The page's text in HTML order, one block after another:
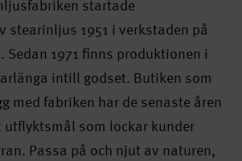
startade
stearinljus 1951 i verkstaden på
Sedan 1971 finns produktionen i
intill godset. Butiken som
med fabriken har de senaste åren
som lockar kunder
Passa på och njut av naturen,